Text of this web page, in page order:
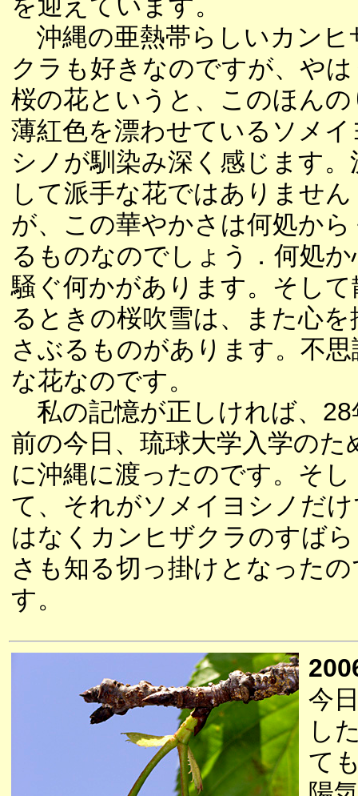
沖縄の亜熱帯らしいカンヒ
クラも好きなのですが、や
桜の花というと、このほんの
薄紅色を漂わせているソメイ
シノが馴染み深く感じます。
して派手な花ではありません
が、この華やかさは何処から
るものなのでしょう．何処か
騒ぐ何かがあります。そして
るときの桜吹雪は、また心を
さぶるものがあります。不思
な花なのです。
私の記憶が正しければ、28
前の今日、琉球大学入学のた
に沖縄に渡ったのです。そし
て、それがソメイヨシノだ
はなくカンヒザクラのすば
さも知る切っ掛けとなったの
す。
今
し
て